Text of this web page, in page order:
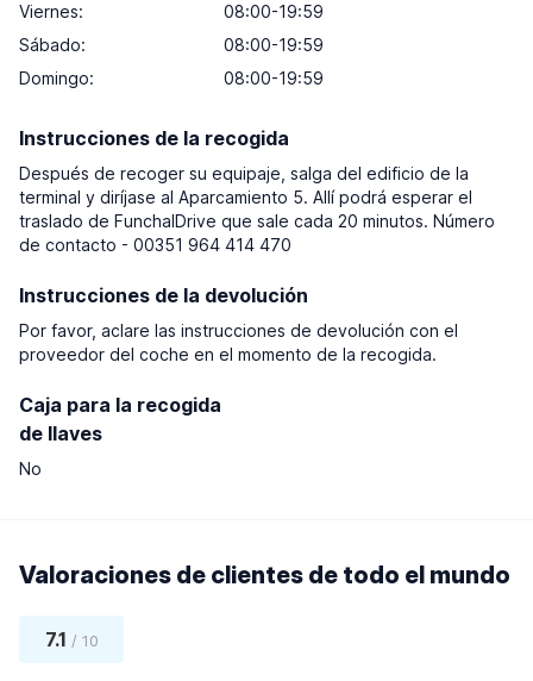
Viernes:
08:00-19:59
Sábado:
08:00-19:59
Domingo: 08:00-19:59
Instrucciones de la recogida
Después de recoger su equipaje, salga del edificio de la
terminal y diríjase al Aparcamiento 5. Allí podrá esperar el
traslado de FunchalDrive que sale cada 20 minutos. Número
de contacto - 00351 964 414 470
Instrucciones de la devolución
Por favor, aclare las instrucciones de devolución con el
proveedor del coche en el momento de la recogida.
Caja para la recogida
de llaves
No
Valoraciones de clientes de todo el mundo
7.1 / 10